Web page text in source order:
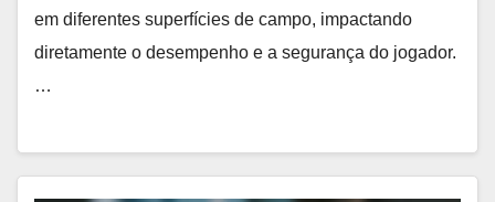
em diferentes superfícies de campo, impactando
diretamente o desempenho e a segurança do jogador.
…